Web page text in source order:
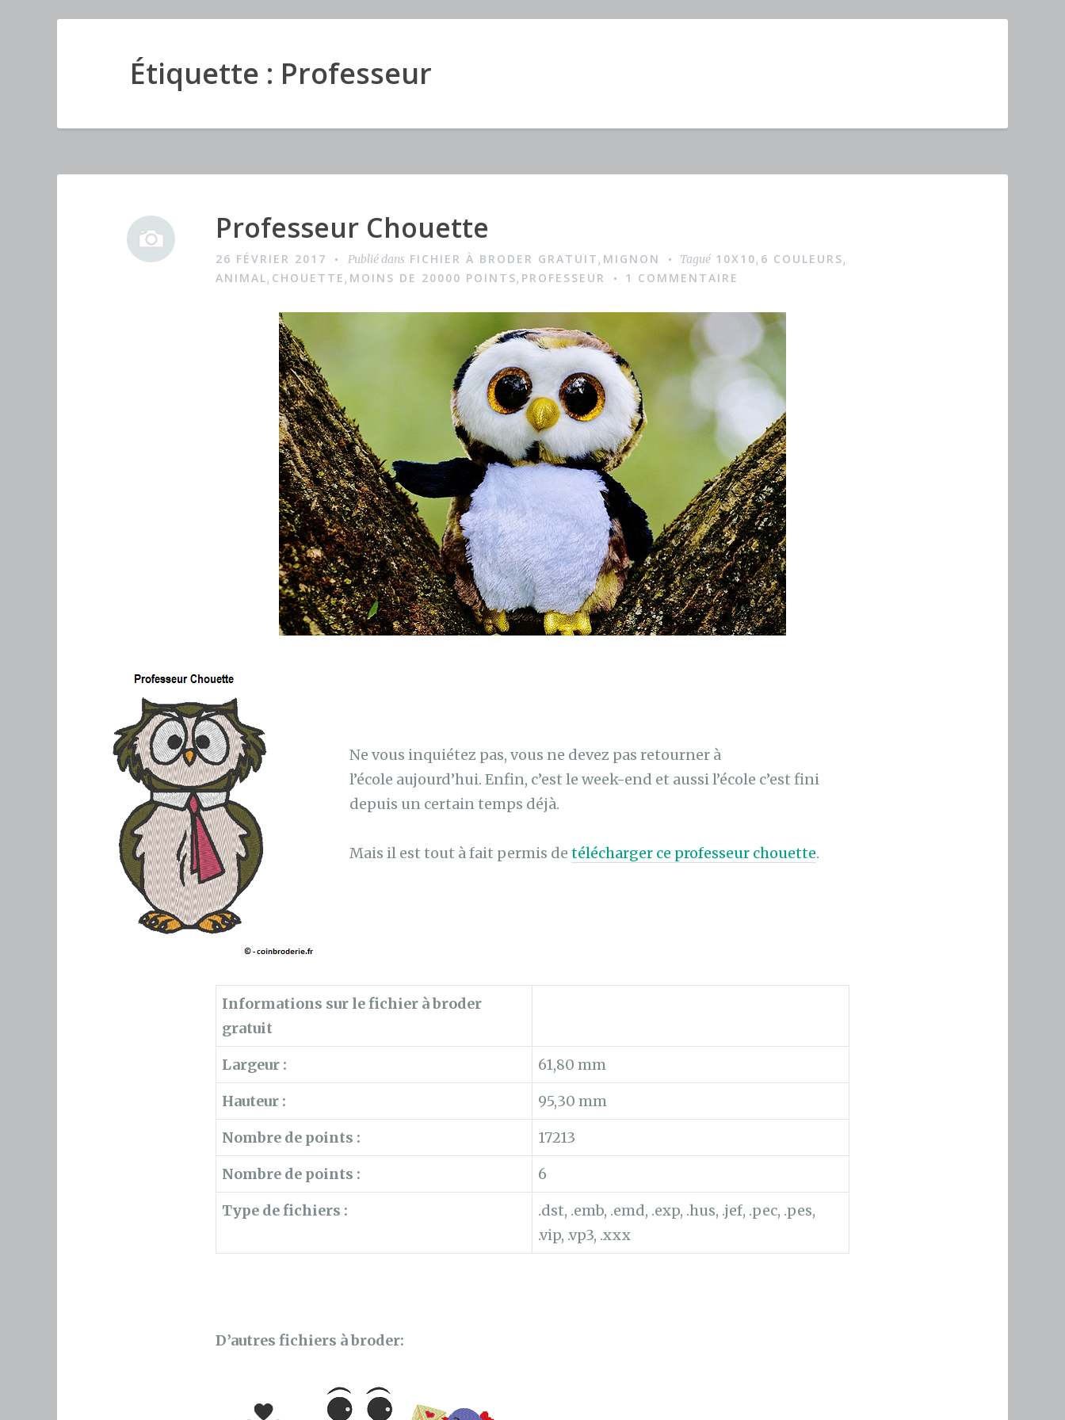
Étiquette : Professeur
I
a
Professeur Chouette
26 FÉVRIER 2017 Publié dans FICHIER À BRODER GRATUIT, MIGNON Tagué 10X10, 6 COULEURS,
ANIMAL, CHOUETTE, MOINS DE 20000 POINTS, PROFESSEUR 1 COMMENTAIRE
Ne vous inquiétez pas, vous ne devez pas retourner à
l’école aujourd’hui. Enfin, c’est le week-end et aussi l’école c’est fini
depuis un certain temps déjà.
Mais il est tout à fait permis de télécharger ce professeur chouette.
Informations sur le fichier à broder
gratuit
Largeur :
61,80 mm
Hauteur :
95,30 mm
Nombre de points :
17213
Nombre de points :
6
Type de fichiers :
.dst, .emb, .emd, .exp, .hus, .jef, .pec, .pes,
.vip, .vp3, .xxx
D’autres fichiers à broder: